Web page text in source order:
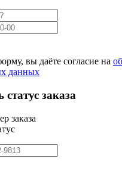
вы даёте согласие на
данных
заказа
заказа